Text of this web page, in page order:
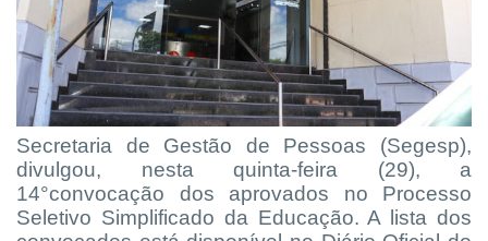
Secretaria de Gestão de Pessoas (Segesp),
divulgou, nesta quinta-feira (29), a
14°convocação dos aprovados no Processo
Seletivo Simplificado da Educação. A lista dos